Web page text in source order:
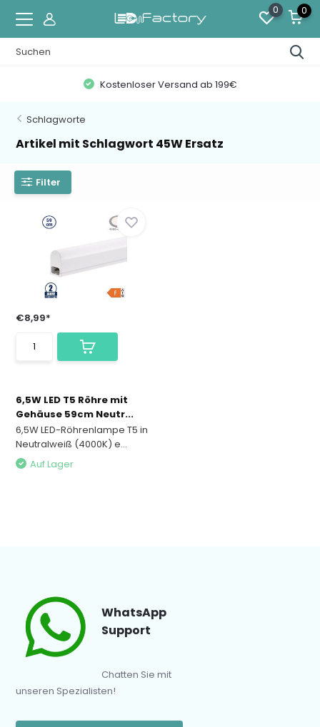
0 0
Kostenloser Versand ab 199€
Schlagworte
Artikel mit Schlagwort 45W Ersatz
Filter
€8,99*
6,5W LED T5 Röhre mit
Gehäuse 59cm Neutr...
6,5W LED-Röhrenlampe T5 in
Neutralweiß (4000K) e...
Auf Lager
WhatsApp
Support
Chatten Sie mit
unseren Spezialisten!